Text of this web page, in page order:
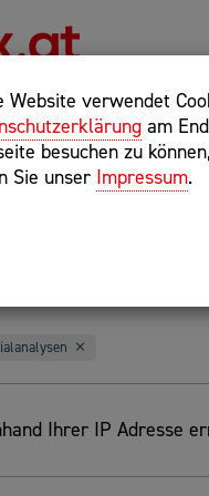
Website verwendet
am
besuchen zu
Sie unser Impressum.
Hilfreiche
Ihrer IP Adresse